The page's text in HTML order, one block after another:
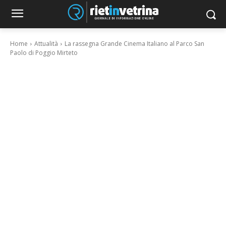
Home Attualità
La rassegna Grande Cinema Italiano al Parco San
Paolo di Poggio Mirteto